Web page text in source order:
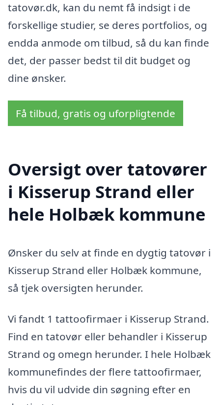
tatovør.dk, kan du nemt få indsigt i de
forskellige studier, se deres portfolios, og
endda anmode om tilbud, så du kan finde
det, der passer bedst til dit budget og
dine ønsker.
Få tilbud, gratis og uforpligtende
Oversigt over tatovører
i Kisserup Strand eller
hele Holbæk kommune
Ønsker du selv at finde en dygtig tatovør i
Kisserup Strand eller Holbæk kommune,
så tjek oversigten herunder.
Vi fandt 1 tattoofirmaer i Kisserup Strand.
Find en tatovør eller behandler i Kisserup
Strand og omegn herunder. I hele Holbæk
kommunefindes der flere tattoofirmaer,
hvis du vil udvide din søgning efter en